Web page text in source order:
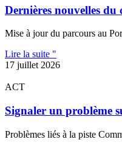
Dernières nouvelles
Mise à jour du parcours au
Lire la suite "
17 juillet 2026
ACT
Signaler un problème
Problèmes liés à la piste